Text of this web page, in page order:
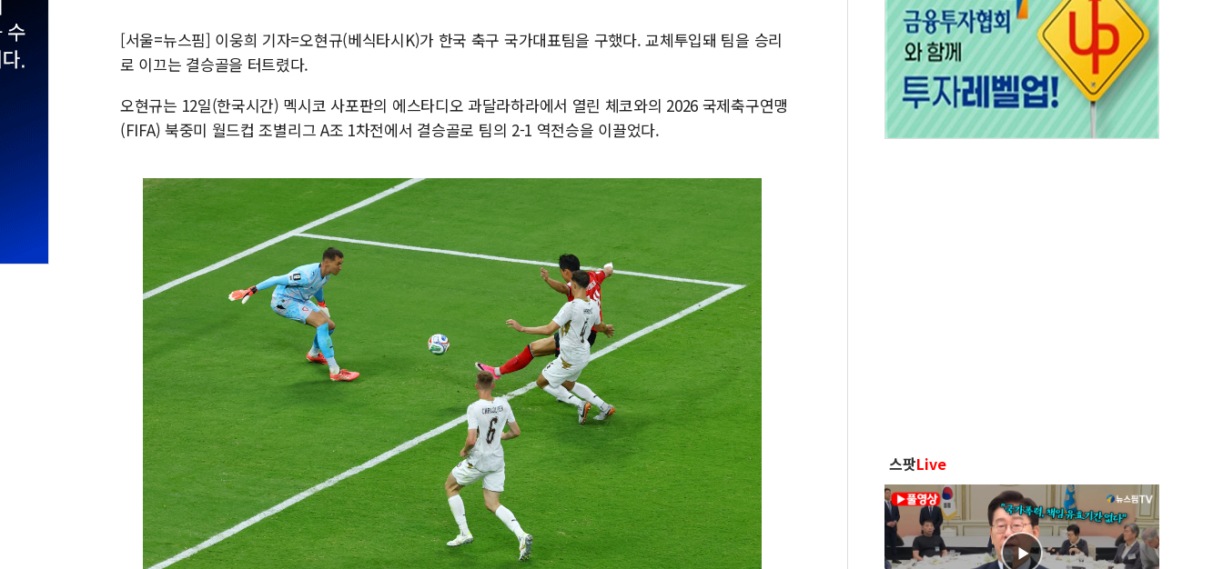
[서울=뉴스핌] 이웅희 기자=오현규(베식타시K)가 한국 축구 국가대표팀을 구했다. 교체투입돼 팀을 승리
로 이끄는 결승골을 터트렸다.
오현규는 12일(한국시간) 멕시코 사포판의 에스타디오 과달라하라에서 열린 체코와의 2026 국제축구연맹
(FIFA) 북중미 월드컵 조별리그 A조 1차전에서 결승골로 팀의 2-1 역전승을 이끌었다.
스팟Live